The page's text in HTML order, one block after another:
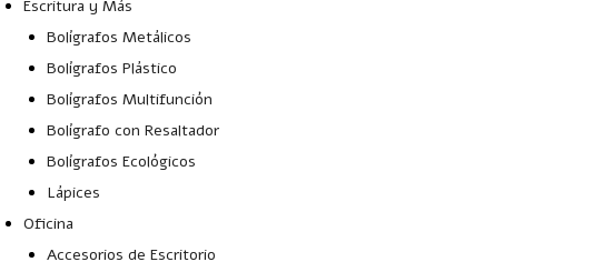
Escritura y Más
Bolígrafos Metálicos
Bolígrafos Plástico
Bolígrafos Multifunción
Bolígrafo con Resaltador
Bolígrafos Ecológicos
Lápices
Oficina
Accesorios de Escritorio